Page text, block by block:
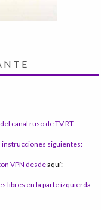
canal ruso de TV RT.
instrucciones siguientes:
VPN desdeaquí:
libres en la parte izquierda